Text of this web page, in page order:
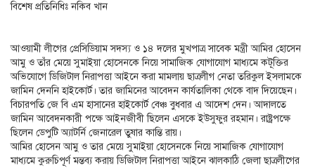
বিশেষ প্রতিনিধিঃ নকিব খান
আওয়ামী লীগের প্রেসিডিয়াম সদস্য ও ১৪ দলের মুখপাত্র সাবেক মন্ত্রী আমির হোসেন
আমু ও তাঁর মেয়ে সুমাইয়া হোসেনকে নিয়ে সামাজিক যোগাযোগ মাধ্যমে কটূক্তির
অভিযোগে ডিজিটাল নিরাপত্তা আইনে করা মামলায় ছাত্রলীগ নেতা তরিকুল ইসলামকে
জামিন দেননি হাইকোর্ট। তার জামিনের আবেদন কার্যতালিকা থেকে বাদ দিয়েছেন।
বিচারপতি জে বি এম হাসানের হাইকোর্ট বেঞ্চ বুধবার এ আদেশ দেন। আদালতে
জামিন আবেদনকারী পক্ষে আইনজীবী ছিলেন এসকে ইউসুফুর রহমান। রাষ্ট্রপক্ষে
ছিলেন ডেপুটি অ্যাটর্নি জেনারেল তুষার কান্তি রায়।
আমির হোসেন আমু ও তার মেয়ে সুমাইয়া হোসেনকে নিয়ে সামাজিক যোগাযোগ
মাধ্যমে কুরুচিপূর্ণ মন্তব্য করায় ডিজিটাল নিরাপত্তা আইনে ঝালকাঠি জেলা ছাত্রলীগের